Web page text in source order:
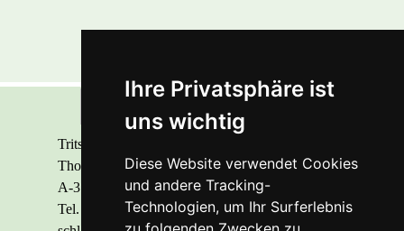
Ihre Privatsphäre ist
uns wichtig
Diese Website verwendet Cookies
und andere Tracking-
Technologien, um Ihr Surferlebnis
Tritsch &Tratsch mit der Pension Schlafgut |
Thomas Macho
A-3100 St. Pölten, Mariazeller Str. 83
Tel.
+43 2742 77 252| E-Mail: